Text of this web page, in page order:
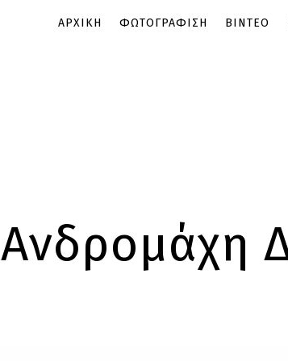
ΑΡΧΙΚΗ ΦΩΤΟΓΡΑΦΙΣΗ ΒΙΝΤΕΟ
Ανδρομάχη